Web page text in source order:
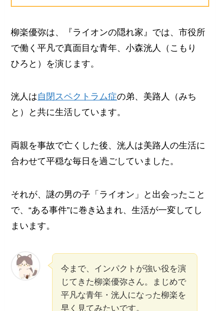
柳楽優弥は、『ライオンの隠れ家』では、市役所
で働く平凡で真面目な青年、小森洸人（こもり
ひろと）を演じます。
洸人は自閉スペクトラム症の弟、美路人（みち
と）と共に生活しています。
両親を事故で亡くした後、洸人は美路人の生活に
合わせて平穏な毎日を過ごしていました。
それが、謎の男の子「ライオン」と出会ったこと
で、“ある事件”に巻き込まれ、生活が一変してし
まいます。
今まで、インパクトが強い役を演
じてきた柳楽優弥さん。まじめで
平凡な青年・洸人になった柳楽を
早く見てみたいです。